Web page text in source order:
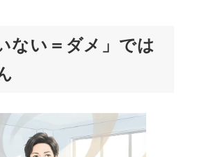
ない＝ダメ」では